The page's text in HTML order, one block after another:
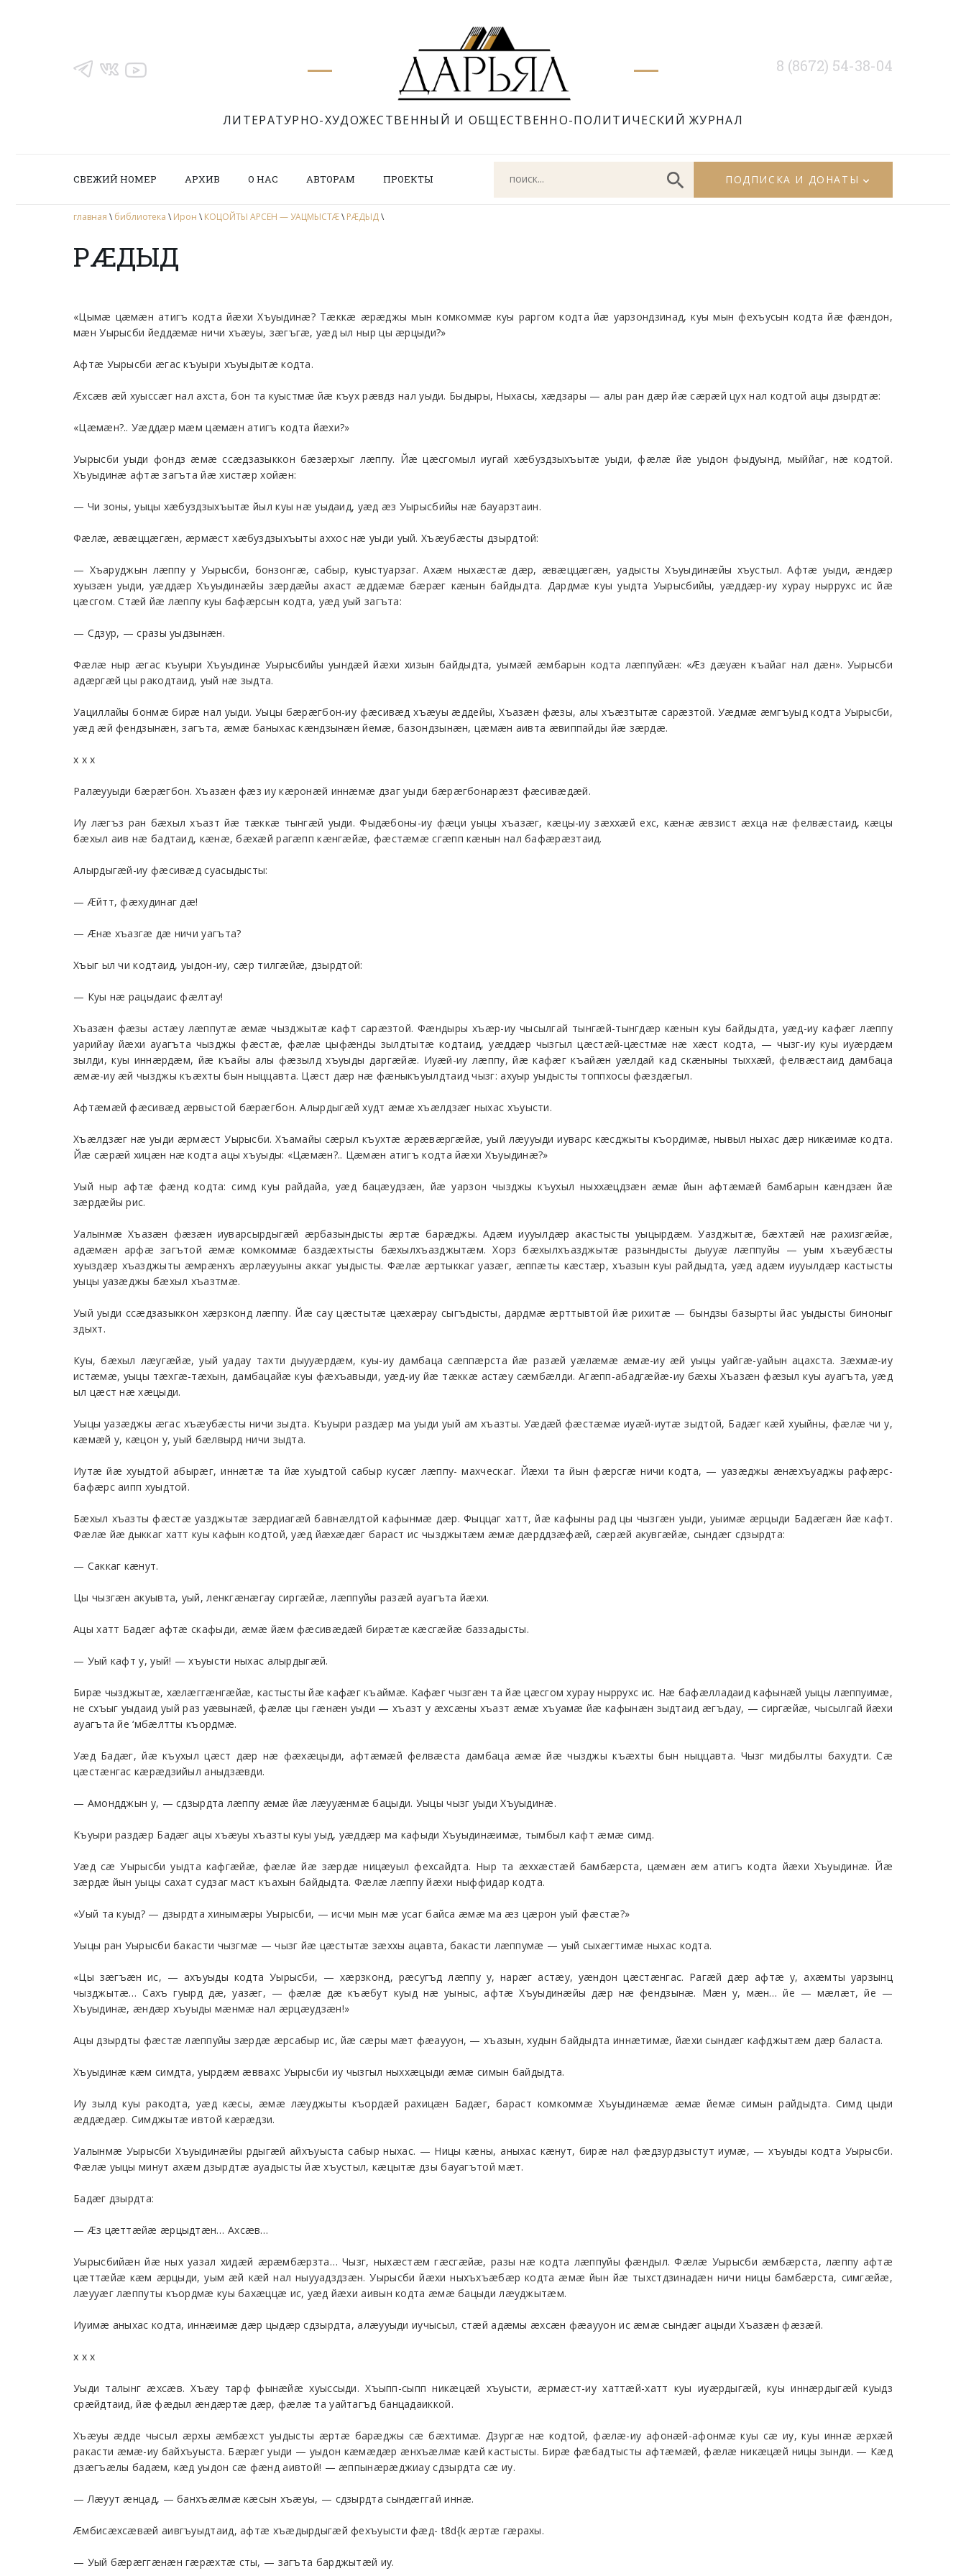
ЛИТЕРАТУРНО-ХУДОЖЕСТВЕННЫЙ И ОБЩЕСТВЕННО-ПОЛИТИЧЕСКИЙ ЖУРНАЛ
8 (8672) 54-38-04
СВЕЖИЙ НОМЕР АРХИВ О НАС АВТОРАМ ПРОЕКТЫ ПОДПИСКА И ДОНАТЫ
главная \ библиотека \ Ирон \ КОЦОЙТЫ АРСЕН — УАЦМЫСТÆ\ РÆДЫД\
РÆДЫД
«Цымæ цæмæн атигъ кодта йæхи Хъуыдинæ? Тæккæ æрæджы мын комкоммæ куы раргом кодта йæ уарзондзинад, куы мын фехъусын кодта йæ фæндон,
мæн Уырысби йеддæмæ ничи хъæуы, зæгъгæ, уæд ыл ныр цы æрцыди?»
Афтæ Уырысби æгас къуыри хъуыдытæ кодта.
Æхсæв æй хуыссæг нал ахста, бон та куыстмæ йæ къух рæвдз нал уыди. Быдыры, Ныхасы, хæдзары — алы ран дæр йæ сæрæй цух нал кодтой ацы дзырдтæ:
«Цæмæн?.. Уæддæр мæм цæмæн атигъ кодта йæхи?»
Уырысби уыди фондз æмæ ссæдзазыккон бæзæрхыг лæппу. Йæ цæсгомыл иугай хæбуздзыхъытæ уыди, фæлæ йæ уыдон фыдуынд, мыййаг, нæ кодтой.
Хъуыдинæ афтæ загъта йæ хистæр хойæн:
— Чи зоны, уыцы хæбуздзыхъытæ йыл куы нæ уыдаид, уæд æз Уырысбийы нæ бауарзтаин.
Фæлæ, æвæццæгæн, æрмæст хæбуздзыхъыты аххос нæ уыди уый. Хъæубæсты дзырдтой:
— Хъаруджын лæппу у Уырысби, бонзонгæ, сабыр, куыстуарзаг. Ахæм ныхæстæ дæр, æвæццæгæн, уадысты Хъуыдинæйы хъустыл. Афтæ уыди, æндæр
хуызæн уыди, уæддæр Хъуыдинæйы зæрдæйы ахаст æддæмæ бæрæг кæнын байдыдта. Дардмæ куы уыдта Уырысбийы, уæддæр-иу хурау ныррухс ис йæ
цæсгом. Стæй йæ лæппу куы бафæрсын кодта, уæд уый загъта:
— Сдзур, — сразы уыдзынæн.
Фæлæ ныр æгас къуыри Хъуыдинæ Уырысбийы уындæй йæхи хизын байдыдта, уымæй æмбарын кодта лæппуйæн: «Æз дæуæн къайаг нал дæн». Уырысби
адæргæй цы ракодтаид, уый нæ зыдта.
Уациллайы бонмæ бирæ нал уыди. Уыцы бæрæгбон-иу фæсивæд хъæуы æддейы, Хъазæн фæзы, алы хъæзтытæ сарæзтой. Уæдмæ æмгъуыд кодта Уырысби,
уæд æй фендзынæн, загъта, æмæ баныхас кæндзынæн йемæ, базондзынæн, цæмæн аивта æвиппайды йæ зæрдæ.
х х х
Ралæууыди бæрæгбон. Хъазæн фæз иу кæронæй иннæмæ дзаг уыди бæрæгбонарæзт фæсивæдæй.
Иу лæгъз ран бæхыл хъазт йæ тæккæ тынгæй уыди. Фыдæбоны-иу фæци уыцы хъазæг, кæцы-иу зæххæй ехс, кæнæ æвзист æхца нæ фелвæстаид, кæцы
бæхыл аив нæ бадтаид, кæнæ, бæхæй рагæпп кæнгæйæ, фæстæмæ сгæпп кæнын нал бафæрæзтаид.
Алырдыгæй-иу фæсивæд суасыдысты:
— Æйтт, фæхудинаг дæ!
— Æнæ хъазгæ дæ ничи уагъта?
Хъыг ыл чи кодтаид, уыдон-иу, сæр тилгæйæ, дзырдтой:
— Куы нæ рацыдаис фæлтау!
Хъазæн фæзы астæу лæппутæ æмæ чызджытæ кафт сарæзтой. Фæндыры хъæр-иу чысылгай тынгæй-тынгдæр кæнын куы байдыдта, уæд-иу кафæг лæппу
уарийау йæхи ауагъта чызджы фæстæ, фæлæ цыфæнды зылдтытæ кодтаид, уæддæр чызгыл цæстæй-цæстмæ нæ хæст кодта, — чызг-иу куы иуæрдæм
зылди, куы иннæрдæм, йæ къайы алы фæзылд хъуыды даргæйæ. Иуæй-иу лæппу, йæ кафæг къайæн уæлдай кад скæныны тыххæй, фелвæстаид дамбаца
æмæ-иу æй чызджы къæхты бын ныццавта. Цæст дæр нæ фæныкъуылдтаид чызг: ахуыр уыдысты топпхосы фæздæгыл.
Афтæмæй фæсивæд æрвыстой бæрæгбон. Алырдыгæй худт æмæ хъæлдзæг ныхас хъуысти.
Хъæлдзæг нæ уыди æрмæст Уырысби. Хъамайы сæрыл къухтæ æрæвæргæйæ, уый лæууыди иуварс кæсджыты къордимæ, нывыл ныхас дæр никæимæ кодта.
Йæ сæрæй хицæн нæ кодта ацы хъуыды: «Цæмæн?.. Цæмæн атигъ кодта йæхи Хъуыдинæ?»
Уый ныр афтæ фæнд кодта: симд куы райдайа, уæд бацæудзæн, йæ уарзон чызджы къухыл ныххæцдзæн æмæ йын афтæмæй бамбарын кæндзæн йæ
зæрдæйы рис.
Уалынмæ Хъазæн фæзæн иуварсырдыгæй æрбазындысты æртæ барæджы. Адæм иууылдæр акастысты уыцырдæм. Уазджытæ, бæхтæй нæ рахизгæйæ,
адæмæн арфæ загътой æмæ комкоммæ баздæхтысты бæхылхъазджытæм. Хорз бæхылхъазджытæ разындысты дыууæ лæппуйы — уым хъæубæсты
хуыздæр хъазджыты æмрæнхъ æрлæууыны аккаг уыдысты. Фæлæ æртыккаг уазæг, æппæты кæстæр, хъазын куы райдыдта, уæд адæм иууылдæр кастысты
уыцы уазæджы бæхыл хъазтмæ.
Уый уыди ссæдзазыккон хæрзконд лæппу. Йæ сау цæстытæ цæхæрау сыгъдысты, дардмæ æрттывтой йæ рихитæ — бындзы базырты йас уыдысты биноныг
здыхт.
Куы, бæхыл лæугæйæ, уый уадау тахти дыууæрдæм, куы-иу дамбаца сæппæрста йæ разæй уæлæмæ æмæ-иу æй уыцы уайгæ-уайын ацахста. Зæхмæ-иу
истæмæ, уыцы тæхгæ-тæхын, дамбацайæ куы фæхъавыди, уæд-иу йæ тæккæ астæу сæмбæлди. Агæпп-абадгæйæ-иу бæхы Хъазæн фæзыл куы ауагъта, уæд
ыл цæст нæ хæцыди.
Уыцы уазæджы æгас хъæубæсты ничи зыдта. Къуыри раздæр ма уыди уый ам хъазты. Уæдæй фæстæмæ иуæй-иутæ зыдтой, Бадæг кæй хуыйны, фæлæ чи у,
кæмæй у, кæцон у, уый бæлвырд ничи зыдта.
Иутæ йæ хуыдтой абырæг, иннæтæ та йæ хуыдтой сабыр кусæг лæппу- махческаг. Йæхи та йын фæрсгæ ничи кодта, — уазæджы æнæхъуаджы рафæрс-
бафæрс аипп хуыдтой.
Бæхыл хъазты фæстæ уазджытæ зæрдиагæй бавнæлдтой кафынмæ дæр. Фыццаг хатт, йæ кафыны рад цы чызгæн уыди, уыимæ æрцыди Бадæгæн йæ кафт.
Фæлæ йæ дыккаг хатт куы кафын кодтой, уæд йæхæдæг бараст ис чызджытæм æмæ дæрддзæфæй, сæрæй акувгæйæ, сындæг сдзырдта:
— Саккаг кæнут.
Цы чызгæн акуывта, уый, ленкгæнæгау сиргæйæ, лæппуйы разæй ауагъта йæхи.
Ацы хатт Бадæг афтæ скафыди, æмæ йæм фæсивæдæй бирæтæ кæсгæйæ баззадысты.
— Уый кафт у, уый! — хъуысти ныхас алырдыгæй.
Бирæ чызджытæ, хæлæггæнгæйæ, кастысты йæ кафæг къаймæ. Кафæг чызгæн та йæ цæсгом хурау ныррухс ис. Нæ бафæлладаид кафынæй уыцы лæппуимæ,
не схъыг уыдаид уый раз уæвынæй, фæлæ цы гæнæн уыди — хъазт у æхсæны хъазт æмæ хъуамæ йæ кафынæн зыдтаид æгъдау, — сиргæйæ, чысылгай йæхи
ауагъта йе ‘мбæлтты къордмæ.
Уæд Бадæг, йæ къухыл цæст дæр нæ фæхæцыди, афтæмæй фелвæста дамбаца æмæ йæ чызджы къæхты бын ныццавта. Чызг мидбылты бахудти. Сæ
цæстæнгас кæрæдзийыл аныдзæвди.
— Амондджын у, — сдзырдта лæппу æмæ йæ лæууæнмæ бацыди. Уыцы чызг уыди Хъуыдинæ.
Къуыри раздæр Бадæг ацы хъæуы хъазты куы уыд, уæддæр ма кафыди Хъуыдинæимæ, тымбыл кафт æмæ симд.
Уæд сæ Уырысби уыдта кафгæйæ, фæлæ йæ зæрдæ ницæуыл фехсайдта. Ныр та æххæстæй бамбæрста, цæмæн æм атигъ кодта йæхи Хъуыдинæ. Йæ
зæрдæ йын уыцы сахат судзаг маст къахын байдыдта. Фæлæ лæппу йæхи ныффидар кодта.
«Уый та куыд? — дзырдта хинымæры Уырысби, — исчи мын мæ усаг байса æмæ ма æз цæрон уый фæстæ?»
Уыцы ран Уырысби бакасти чызгмæ — чызг йæ цæстытæ зæххы ацавта, бакасти лæппумæ — уый сыхæгтимæ ныхас кодта.
«Цы зæгъæн ис, — ахъуыды кодта Уырысби, — хæрзконд, рæсугъд лæппу у, нарæг астæу, уæндон цæстæнгас. Рагæй дæр афтæ у, ахæмты уарзынц
чызджытæ… Сахъ гуырд дæ, уазæг, — фæлæ дæ къæбут куыд нæ уыныс, афтæ Хъуыдинæйы дæр нæ фендзынæ. Мæн у, мæн… йе — мæлæт, йе —
Хъуыдинæ, æндæр хъуыды мæнмæ нал æрцæудзæн!»
Ацы дзырдты фæстæ лæппуйы зæрдæ æрсабыр ис, йæ сæры мæт фæаууон, — хъазын, худын байдыдта иннæтимæ, йæхи сындæг кафджытæм дæр баласта.
Хъуыдинæ кæм симдта, уырдæм æввахс Уырысби иу чызгыл ныххæцыди æмæ симын байдыдта.
Иу зылд куы ракодта, уæд кæсы, æмæ лæуджыты къордæй рахицæн Бадæг, бараст комкоммæ Хъуыдинæмæ æмæ йемæ симын райдыдта. Симд цыди
æддæдæр. Симджытæ ивтой кæрæдзи.
Уалынмæ Уырысби Хъуыдинæйы рдыгæй айхъуыста сабыр ныхас. — Ницы кæны, аныхас кæнут, бирæ нал фæдзурдзыстут иумæ, — хъуыды кодта Уырысби.
Фæлæ уыцы минут ахæм дзырдтæ ауадысты йæ хъустыл, кæцытæ дзы бауагътой мæт.
Бадæг дзырдта:
— Æз цæттæйæ æрцыдтæн… Ахсæв…
Уырысбийæн йæ ных уазал хидæй æрæмбæрзта… Чызг, ныхæстæм гæсгæйæ, разы нæ кодта лæппуйы фæндыл. Фæлæ Уырысби æмбæрста, лæппу афтæ
цæттæйæ кæм æрцыди, уым æй кæй нал ныууадздзæн. Уырысби йæхи ныхъхъæбæр кодта æмæ йын йæ тыхстдзинадæн ничи ницы бамбæрста, симгæйæ,
лæууæг лæппуты къордмæ куы бахæццæ ис, уæд йæхи аивын кодта æмæ бацыди лæуджытæм.
Иуимæ аныхас кодта, иннæимæ дæр цыдæр сдзырдта, алæууыди иучысыл, стæй адæмы æхсæн фæаууон ис æмæ сындæг ацыди Хъазæн фæзæй.
х х х
Уыди талынг æхсæв. Хъæу тарф фынæйæ хуыссыди. Хъыпп-сыпп никæцæй хъуысти, æрмæст-иу хаттæй-хатт куы иуæрдыгæй, куы иннæрдыгæй куыдз
срæйдтаид, йæ фæдыл æндæртæ дæр, фæлæ та уайтагъд банцадаиккой.
Хъæуы æдде чысыл æрхы æмбæхст уыдысты æртæ барæджы сæ бæхтимæ. Дзургæ нæ кодтой, фæлæ-иу афонæй-афонмæ куы сæ иу, куы иннæ æрхæй
ракасти æмæ-иу байхъуыста. Бæрæг уыди — уыдон кæмæдæр æнхъæлмæ кæй кастысты. Бирæ фæбадтысты афтæмæй, фæлæ никæцæй ницы зынди. — Кæд
дзæгъæлы бадæм, кæд уыдон сæ фæнд аивтой! — æппынæрæджиау сдзырдта сæ иу.
— Лæуут æнцад, — банхъæлмæ кæсын хъæуы, — сдзырдта сындæггай иннæ.
Æмбисæхсæвæй аивгъуыдтаид, афтæ хъæдырдыгæй фехъуысти фæд- t8d{k æртæ гæрахы.
— Уый бæрæггæнæн гæрæхтæ сты, — загъта барджытæй иу.